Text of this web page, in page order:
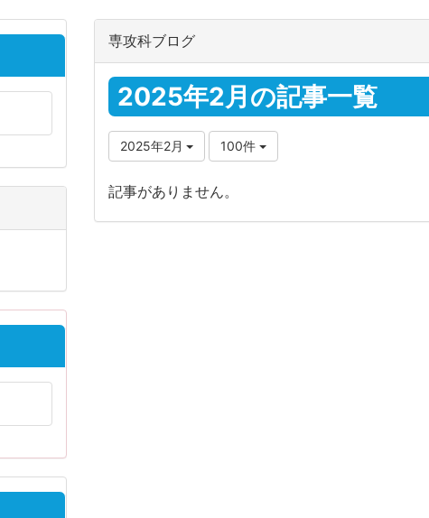
専攻科ブログ
2025年2月の記事一覧
2025年2月 100件
記事がありません。